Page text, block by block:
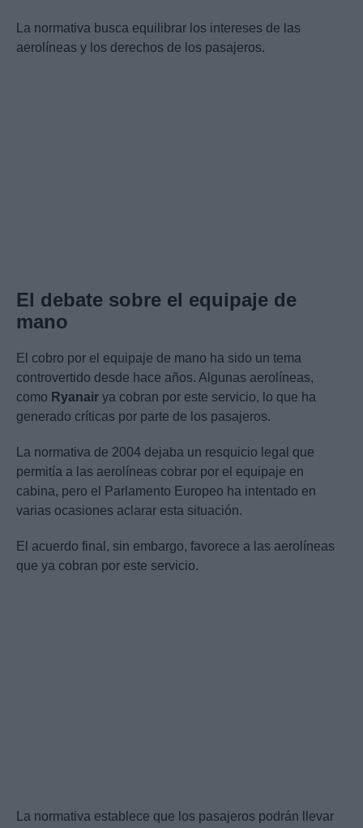
La normativa busca equilibrar los intereses de las
aerolíneas y los derechos de los pasajeros.
El debate sobre el equipaje de
mano
El cobro por el equipaje de mano ha sido un tema
controvertido desde hace años. Algunas aerolíneas,
como Ryanair ya cobran por este servicio, lo que ha
generado críticas por parte de los pasajeros.
La normativa de 2004 dejaba un resquicio legal que
permitía a las aerolíneas cobrar por el equipaje en
cabina, pero el Parlamento Europeo ha intentado en
varias ocasiones aclarar esta situación.
El acuerdo final, sin embargo, favorece a las aerolíneas
que ya cobran por este servicio.
La normativa establece que los pasajeros podrán llevar